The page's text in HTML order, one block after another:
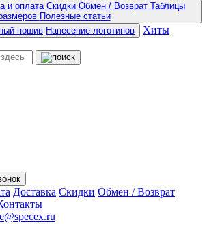
и оплата Скидки Обмен / Возврат Таблицы
Полезные статьи
пошив Нанесение логотипов
Хиты
Доставка Скидки Обмен / Возврат